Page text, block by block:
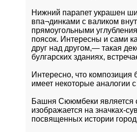
Нижний парапет украшен
впа¬динками с валиком
прямоугольными
поясок. Интересны и сами
друг над другом,— такая
булгарских зданиях,
Интересно, что композиция
имеет некоторые аналогии
Башня Сююмбеки является
изображается на значках-
посвященных истории